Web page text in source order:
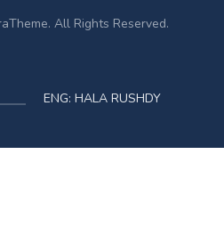
All Rights Reserved.
ENG: HALA RUSHDY